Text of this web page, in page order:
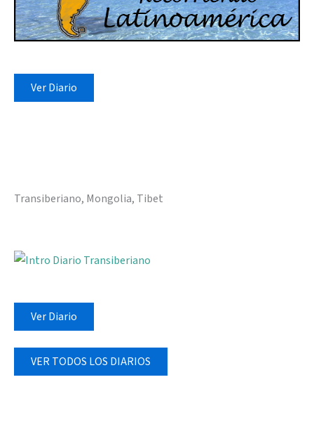
Ver Diario
Transiberiano, Mongolia, Tibet
Ver Diario
VER TODOS LOS DIARIOS